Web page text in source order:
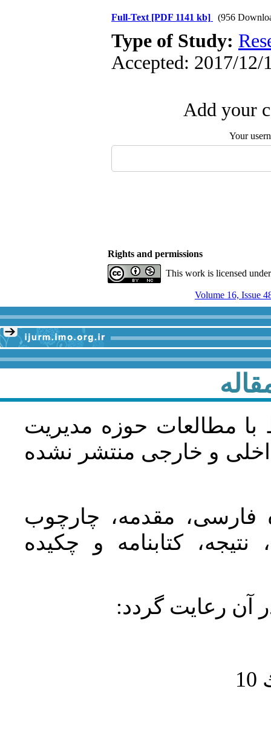
Full-Text [PDF 1141 kb] (956
Type of Study:
Accepted: 2017/12/
Add your
Your
Rights and permissions
This work is licensed
با مطالعات حوزه مديريت
و خارجی منتشر نشده
فارسی، مقدمه، چارچوب
کتابنامه و چکیده
آن رعايت گردد: